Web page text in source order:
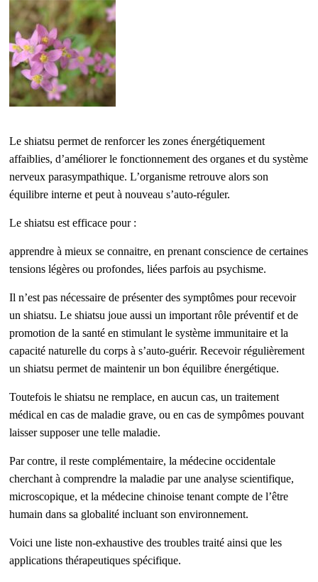
Le shiatsu permet de renforcer les zones énergétiquement
affaiblies, d’améliorer le fonctionnement des organes et du système
nerveux parasympathique. L’organisme retrouve alors son
équilibre interne et peut à nouveau s’auto-réguler.
Le shiatsu est efficace pour :
apprendre à mieux se connaitre, en prenant conscience de certaines
tensionslégères ou profondes, liées parfois au psychisme.
Il n’est pas nécessaire de présenter des symptômes pour recevoir
un shiatsu. Le shiatsu joue aussi un important rôle préventif et de
promotion de la santé en stimulant le système immunitaire et la
capacité naturelle du corps à s’auto-guérir. Recevoir régulièrement
un shiatsu permet de maintenir un bon équilibre énergétique.
Toutefois le shiatsu ne remplace, en aucun cas, un traitement
médical en cas de maladie grave, ou en cas de sympômes pouvant
laisser supposer une telle maladie.
Par contre, il reste complémentaire, la médecine occidentale
cherchant à comprendre la maladie par une analyse scientifique,
microscopique, et la médecine chinoise tenant compte de l’être
humain dans sa globalité incluant son environnement.
Voici une liste non-exhaustive des troubles traité ainsi que les
applications thérapeutiques spécifique.